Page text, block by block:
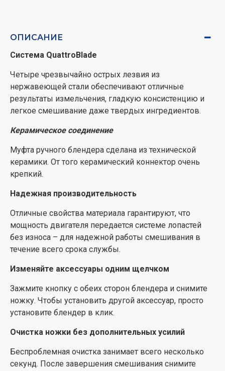
ОПИСАНИЕ
Система QuattroBlade
Четыре чрезвычайно острых лезвия из
нержавеющей стали обеспечивают отличные
результаты измельчения, гладкую консистенцию и
легкое смешивание даже твердых ингредиентов.
Керамическое соединение
Муфта ручного блендера сделана из технической
керамики. От того керамический коннектор очень
крепкий.
Надежная производительность
Отличные свойства материала гарантируют, что
мощность двигателя передается системе лопастей
без износа – для надежной работы смешивания в
течение всего срока службы.
Изменяйте аксессуары одним щелчком
Зажмите кнопку с обеих сторон блендера и снимите
ножку. Чтобы установить другой аксессуар, просто
установите блендер в клик.
Очистка ножки без дополнительных усилий
Беспроблемная очистка занимает всего несколько
секунд. После завершения смешивания снимите